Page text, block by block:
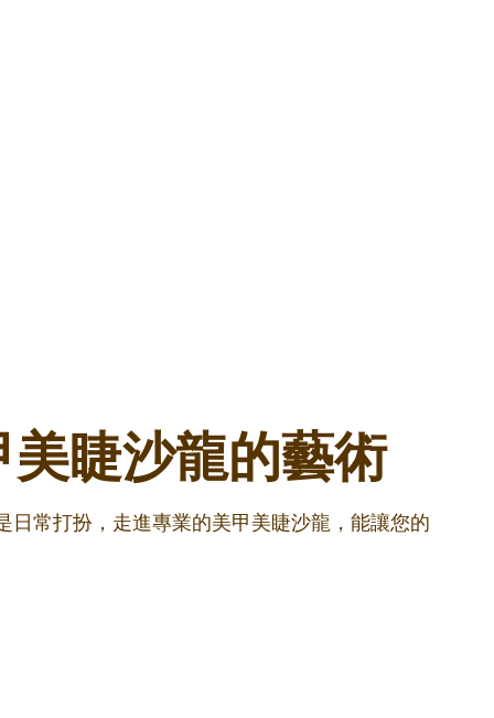
睫沙龍的藝術
日常打扮，走進專業的美甲美睫沙龍，能讓您的